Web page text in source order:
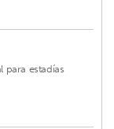
para estadías